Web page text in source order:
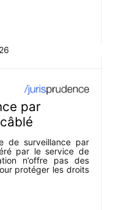
par
de surveillance par
par le service de
n’offre pas des
protéger les droits